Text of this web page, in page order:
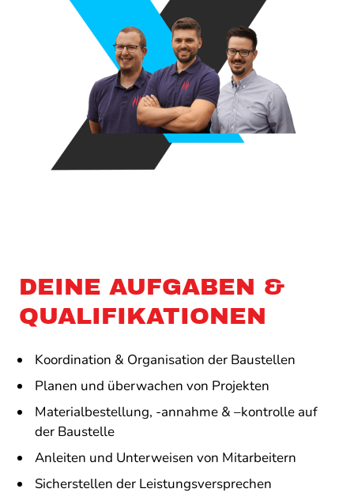
DEINE AUFGABEN &
QUALIFI­KATIONEN
Koordination & Organisation der Baustellen
Planen und überwachen von Projekten
Materialbestellung, -annahme & –kontrolle auf
der Baustelle
Anleiten und Unterweisen von Mitarbeitern
Sicherstellen der Leistungsversprechen